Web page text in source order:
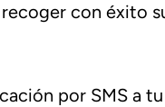
con éxito
por SMS a